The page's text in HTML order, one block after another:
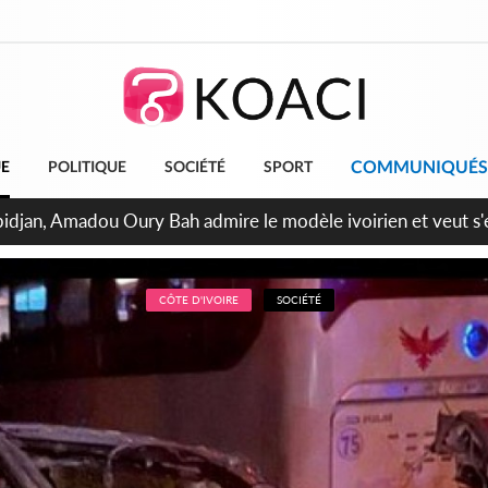
POLITIQUE SOCIÉTÉ SPORT COMMUNIQUÉS
FCFA de la France pour le métro d'Abidjan et les
structurants
CÔTE D'IVOIRE SOCIÉTÉ